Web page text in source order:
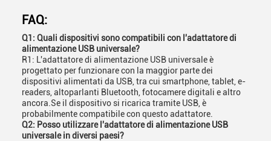
FAQ:
Q1: Quali dispositivi sono compatibili con l'adattatore di
alimentazione USB universale?
R1: L'adattatore di alimentazione USB universale è
progettato per funzionare con la maggior parte dei
dispositivi alimentati da USB, tra cui smartphone, tablet, e-
readers, altoparlanti Bluetooth, fotocamere digitali e altro
ancora.Se il dispositivo si ricarica tramite USB, è
probabilmente compatibile con questo adattatore.
Q2: Posso utilizzare l'adattatore di alimentazione USB
universale in diversi paesi?